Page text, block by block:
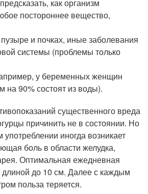
как организм
постороннее вещество,
и почках, иные заболевания
системы (проблемы только
у беременных женщин
на 90% состоят из воды).
существенного вреда
причинить не в состоянии. Но
иногда возникает
боль в области желудка,
Оптимальная ежедневная
длиной до 10 см. Далее с каждым
польза теряется.